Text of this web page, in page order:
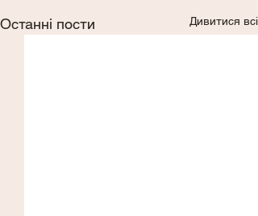
Останні пости Дивитися всі